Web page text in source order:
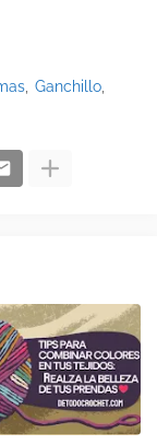
Ganchillo